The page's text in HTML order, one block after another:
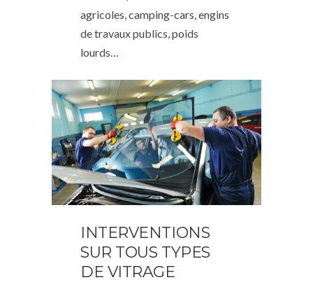
agricoles, camping-cars, engins
de travaux publics, poids
lourds…
INTERVENTIONS
SUR TOUS TYPES
DE VITRAGE